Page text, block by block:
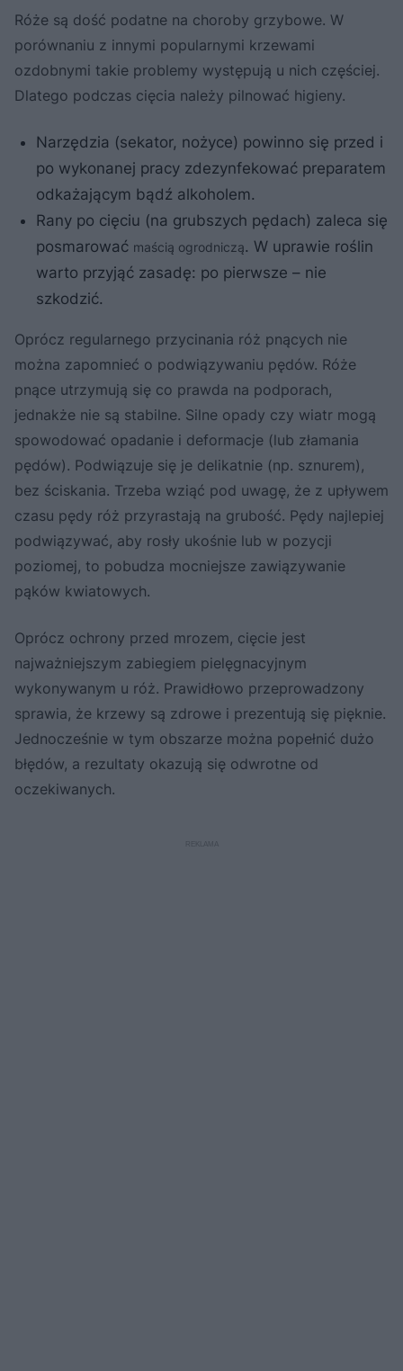
Róże są dość podatne na choroby grzybowe. W
porównaniu z innymi popularnymi krzewami
ozdobnymi takie problemy występują u nich częściej.
Dlatego podczas cięcia należy pilnować higieny.
Narzędzia (sekator, nożyce) powinno się przed i
po wykonanej pracy zdezynfekować preparatem
odkażającym bądź alkoholem.
Rany po cięciu (na grubszych pędach) zaleca się
posmarować maścią ogrodniczą. W uprawie roślin
warto przyjąć zasadę: po pierwsze – nie
szkodzić.
Oprócz regularnego przycinania róż pnących nie
można zapomnieć o podwiązywaniu pędów. Róże
pnące utrzymują się co prawda na podporach,
jednakże nie są stabilne. Silne opady czy wiatr mogą
spowodować opadanie i deformacje (lub złamania
pędów). Podwiązuje się je delikatnie (np. sznurem),
bez ściskania. Trzeba wziąć pod uwagę, że z upływem
czasu pędy róż przyrastają na grubość. Pędy najlepiej
podwiązywać, aby rosły ukośnie lub w pozycji
poziomej, to pobudza mocniejsze zawiązywanie
pąków kwiatowych.
Oprócz ochrony przed mrozem, cięcie jest
najważniejszym zabiegiem pielęgnacyjnym
wykonywanym u róż. Prawidłowo przeprowadzony
sprawia, że krzewy są zdrowe i prezentują się pięknie.
Jednocześnie w tym obszarze można popełnić dużo
błędów, a rezultaty okazują się odwrotne od
oczekiwanych.